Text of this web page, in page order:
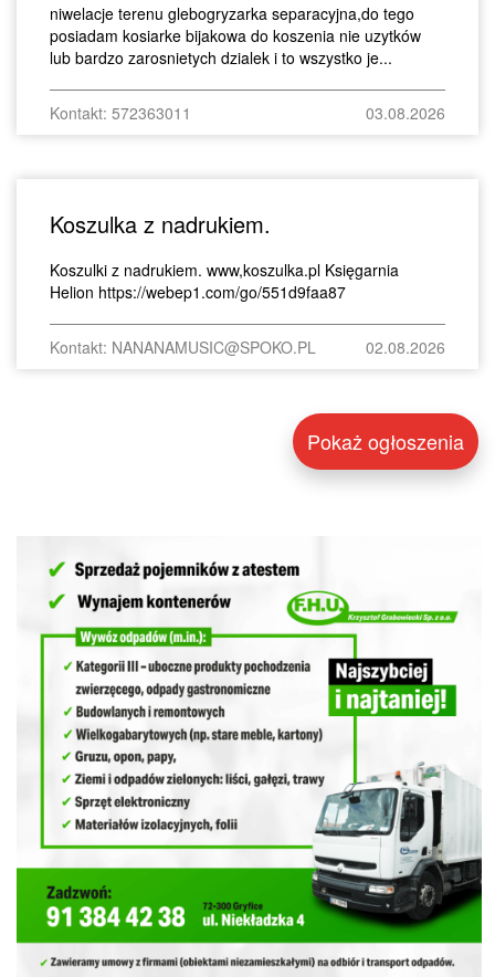
niwelacje terenu glebogryzarka separacyjna,do tego
posiadam kosiarke bijakowa do koszenia nie uzytków
lub bardzo zarosnietych dzialek i to wszystko je...
Kontakt: 572363011 03.08.2026
Koszulka z nadrukiem.
Koszulki z nadrukiem. www,koszulka.pl Księgarnia
Helion https://webep1.com/go/551d9faa87
Kontakt: NANANAMUSIC@SPOKO.PL 02.08.2026
Pokaż ogłoszenia